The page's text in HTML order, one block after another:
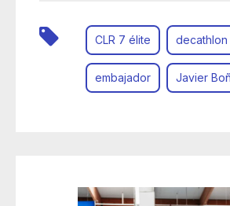
CLR 7 élite decathlon
embajador Javier